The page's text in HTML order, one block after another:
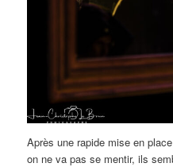
Après une rapide mise en
on ne va pas se mentir, ils